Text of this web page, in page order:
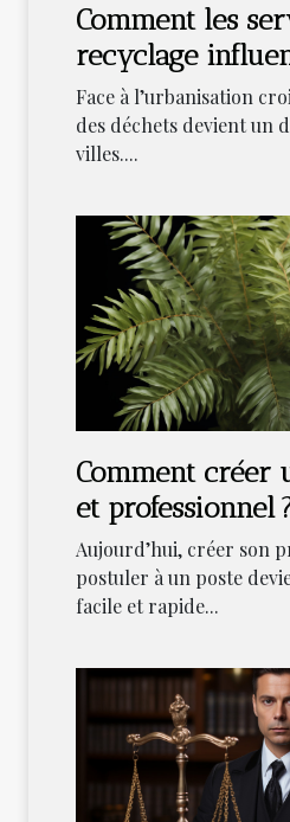
Comment les
recyclage
l'écologie
Face à l’urbanisation
des déchets devient un
villes....
Comment créer
et professionnel
Aujourd’hui, créer son
postuler à un poste
facile et rapide...